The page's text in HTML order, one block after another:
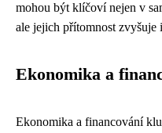
mohou být klíčoví nejen v
ale jejich přítomnost
Ekonomika a
Ekonomika a financování